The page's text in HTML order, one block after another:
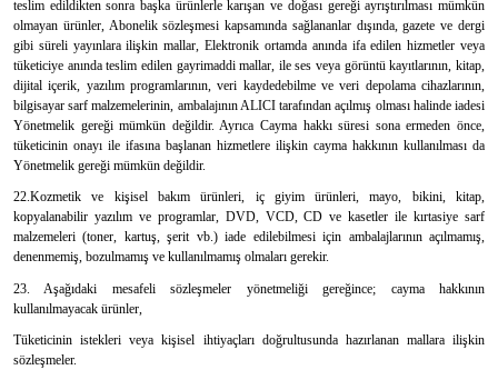
teslim edildikten sonra başka ürünlerle karışan ve doğası gereği ayrıştırılması mümkün
olmayan ürünler, Abonelik sözleşmesi kapsamında sağlananlar dışında, gazete ve dergi
gibi süreli yayınlara ilişkin mallar, Elektronik ortamda anında ifa edilen hizmetler veya
tüketiciye anında teslim edilen gayrimaddi mallar, ile ses veya görüntü kayıtlarının, kitap,
dijital içerik, yazılım programlarının, veri kaydedebilme ve veri depolama cihazlarının,
bilgisayar sarf malzemelerinin, ambalajının ALICI tarafından açılmış olması halinde iadesi
Yönetmelik gereği mümkün değildir. Ayrıca Cayma hakkı süresi sona ermeden önce,
tüketicinin onayı ile ifasına başlanan hizmetlere ilişkin cayma hakkının kullanılması da
Yönetmelik gereği mümkün değildir.
22.Kozmetik ve kişisel bakım ürünleri, iç giyim ürünleri, mayo, bikini, kitap,
kopyalanabilir yazılım ve programlar, DVD, VCD, CD ve kasetler ile kırtasiye sarf
malzemeleri (toner, kartuş, şerit vb.) iade edilebilmesi için ambalajlarının açılmamış,
denenmemiş, bozulmamış ve kullanılmamış olmaları gerekir.
23. Aşağıdaki mesafeli sözleşmeler yönetmeliği gereğince; cayma hakkının
kullanılmayacak ürünler,
Tüketicinin istekleri veya kişisel ihtiyaçları doğrultusunda hazırlanan mallara ilişkin
sözleşmeler.